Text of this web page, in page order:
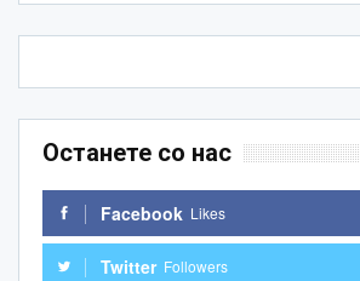
Останете со нас
Facebook Likes
Twitter Followers